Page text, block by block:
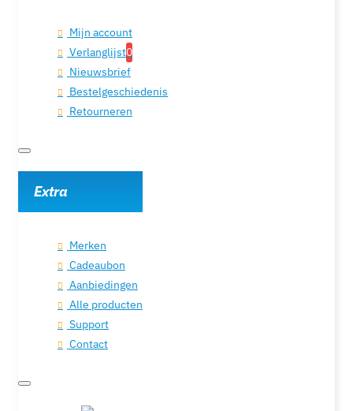
Mijn account
Verlanglijst0
Nieuwsbrief
Bestelgeschiedenis
Retourneren
Extra
Merken
Cadeaubon
Aanbiedingen
Alle producten
Support
Contact